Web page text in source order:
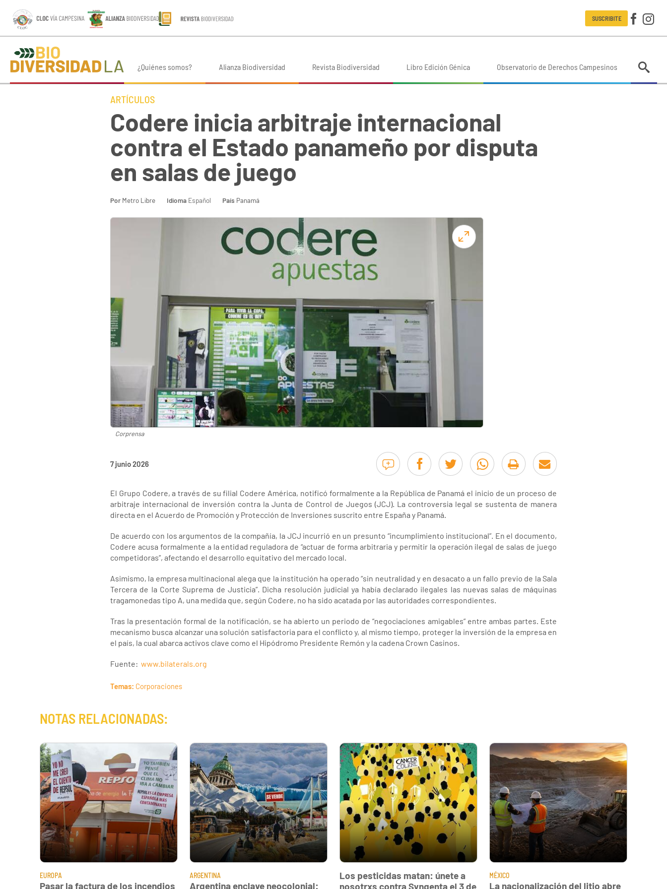
SUSCRIBITE
¿Quiénes somos? Alianza Biodiversidad Revista Biodiversidad Libro Edición Génica Observatorio de Derechos Campesinos
ARTÍCULOS
Codere inicia arbitraje internacional
contra el Estado panameño por disputa
en salas de juego
Por Metro Libre Idioma Español País Panamá
Corprensa
7 junio 2026
El Grupo Codere, a través de su filial Codere América, notificó formalmente a la República de Panamá el inicio de un proceso de
arbitraje internacional de inversión contra la Junta de Control de Juegos (JCJ). La controversia legal se sustenta de manera
directa en el Acuerdo de Promoción y Protección de Inversiones suscrito entre España y Panamá.
De acuerdo con los argumentos de la compañía, la JCJ incurrió en un presunto “incumplimiento institucional”. En el documento,
Codere acusa formalmente a la entidad reguladora de “actuar de forma arbitraria y permitir la operación ilegal de salas de juego
competidoras”, afectando el desarrollo equitativo del mercado local.
Asimismo, la empresa multinacional alega que la institución ha operado “sin neutralidad y en desacato a un fallo previo de la Sala
Tercera de la Corte Suprema de Justicia”. Dicha resolución judicial ya había declarado ilegales las nuevas salas de máquinas
tragamonedas tipo A, una medida que, según Codere, no ha sido acatada por las autoridades correspondientes.
Tras la presentación formal de la notificación, se ha abierto un periodo de “negociaciones amigables” entre ambas partes. Este
mecanismo busca alcanzar una solución satisfactoria para el conflicto y, al mismo tiempo, proteger la inversión de la empresa en
el país, la cual abarca activos clave como el Hipódromo Presidente Remón y la cadena Crown Casinos.
Fuente: www.bilaterals.org
Temas: Corporaciones
NOTAS RELACIONADAS:
EUROPA
Pasar la factura de los incendios
ARGENTINA
Argentina enclave neocolonial:
Los pesticidas matan: únete a
nosotrxs contra Syngenta el 3 de
MÉXICO
La nacionalización del litio abre